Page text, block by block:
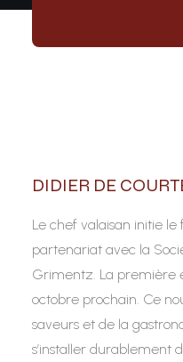
DIDIER DE
Le chef valaisan initie le
partenariat avec la
Grimentz. La première
octobre prochain. Ce
saveurs et de la
s’installer durablement